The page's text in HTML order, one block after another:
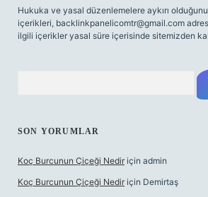
Hukuka ve yasal düzenlemelere aykırı
içerikleri, backlinkpanelicomtr@gmail.com
ilgili içerikler yasal süre içerisinde sitemizden
SON YORUMLAR
Koç Burcunun Çiçeği Nedir için admin
Koç Burcunun Çiçeği Nedir için Demirtaş